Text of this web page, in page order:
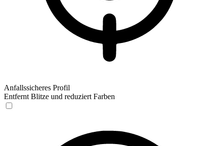
Anfallssicheres Profil
Entfernt Blitze und reduziert Farben